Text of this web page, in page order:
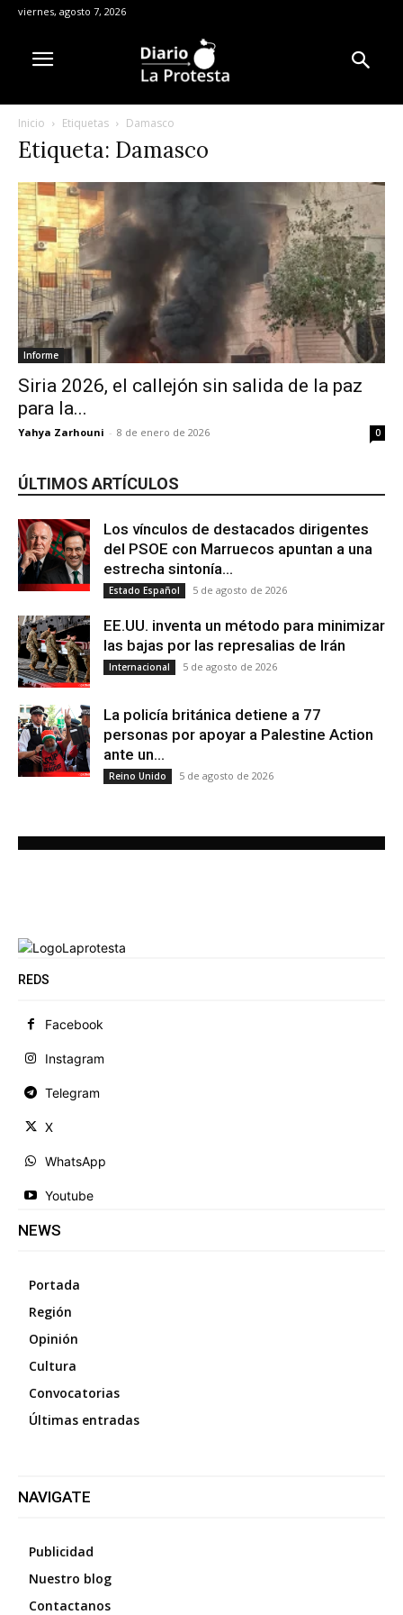
viernes, agosto 7, 2026
Inicio Etiquetas Damasco
Etiqueta: Damasco
Informe
Siria 2026, el callejón sin salida de la paz
para la...
Yahya Zarhouni - 8 de enero de 2026 0
ÚLTIMOS ARTÍCULOS
Los vínculos de destacados dirigentes
del PSOE con Marruecos apuntan a una
estrecha sintonía...
Estado Español 5 de agosto de 2026
EE.UU. inventa un método para minimizar
las bajas por las represalias de Irán
Internacional 5 de agosto de 2026
La policía británica detiene a 77
personas por apoyar a Palestine Action
ante un...
Reino Unido 5 de agosto de 2026
REDS
Facebook
Instagram
Telegram
X
WhatsApp
Youtube
NEWS
Portada
Región
Opinión
Cultura
Convocatorias
Últimas entradas
NAVIGATE
Publicidad
Nuestro blog
Contactanos